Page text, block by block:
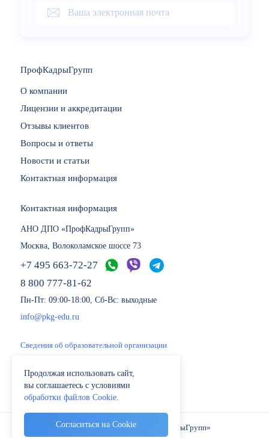
ПрофКадрыГрупп
О компании
Лицензии и аккредитации
Отзывы клиентов
Вопросы и ответы
Новости и статьи
Контактная информация
Контактная информация
АНО ДПО «ПрофКадрыГрупп»
Москва, Волоколамское шоссе 73
+7 495 663-72-27
8 800 777-81-62
Пн-Пт: 09:00-18:00, Сб-Вс: выходные
info@pkg-edu.ru
Сведения об образовательной организации
Вакансии учебного центра ПрофКадрыГрупп
Юридическая информация и реквизиты
© 2018-2026 АНО ДПО «ПрофКадрыГрупп»
Продолжая использовать сайт,
вы соглашаетесь с условиями
обработки файлов Cookie.
Согласиться на Cookie